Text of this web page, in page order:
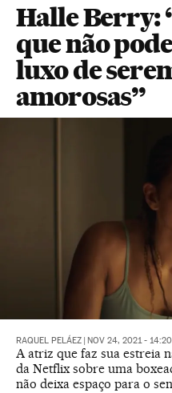
Halle Berry:
que não
luxo de
amorosas”
RAQUEL PELÁEZ NOV 24, 2021 - 14:20
A atriz que faz sua estreia
da Netflix sobre uma
não deixa espaço para o